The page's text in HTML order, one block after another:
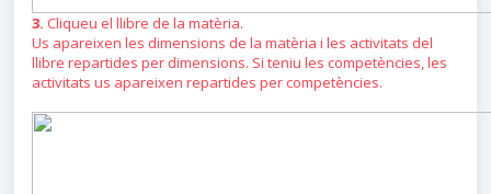
3. Cliqueu el llibre de la matèria.
Us apareixen les dimensions de la matèria i les activitats del
llibre repartides per dimensions. Si teniu les competències, les
activitats us apareixen repartides per competències.